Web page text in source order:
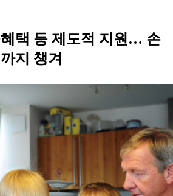
택 등 제도적 지원… 손
지 챙겨